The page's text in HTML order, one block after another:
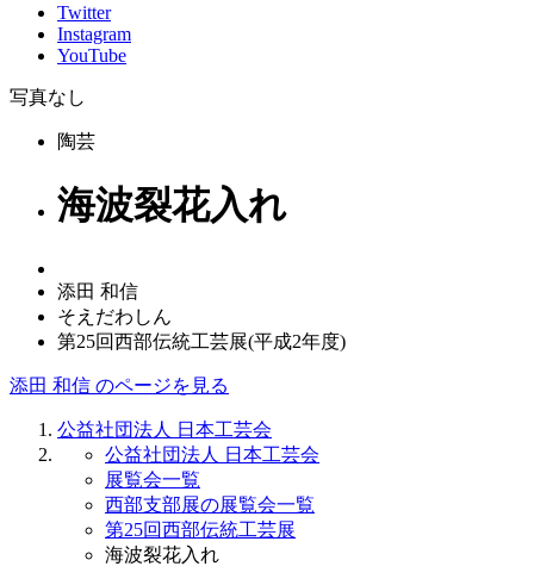
Twitter
Instagram
YouTube
写真なし
陶芸
海波裂花入れ
添田 和信
そえだわしん
第25回西部伝統工芸展(平成2年度)
添田 和信 のページを見る
公益社団法人 日本工芸会
公益社団法人 日本工芸会
展覧会一覧
西部支部展の展覧会一覧
第25回西部伝統工芸展
海波裂花入れ